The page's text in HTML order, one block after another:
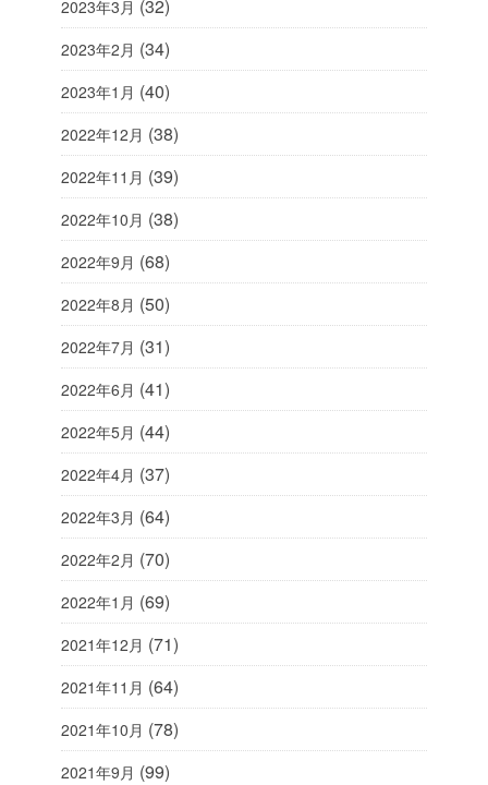
2023年3月 (32)
2023年2月 (34)
2023年1月 (40)
2022年12月 (38)
2022年11月 (39)
2022年10月 (38)
2022年9月 (68)
2022年8月 (50)
2022年7月 (31)
2022年6月 (41)
2022年5月 (44)
2022年4月 (37)
2022年3月 (64)
2022年2月 (70)
2022年1月 (69)
2021年12月 (71)
2021年11月 (64)
2021年10月 (78)
2021年9月 (99)